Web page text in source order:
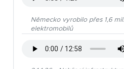
Německo vyrobilo přes 1,6 mil.
elektromobilů